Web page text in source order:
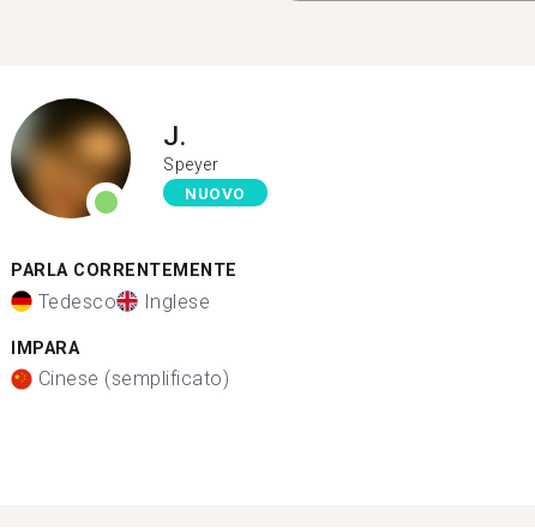
J.
Speyer
NUOVO
PARLA CORRENTEMENTE
Tedesco Inglese
IMPARA
Cinese (semplificato)